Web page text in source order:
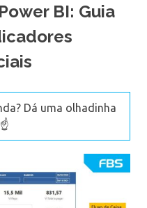
BI: Guia
Dá uma olhadinha
☝️